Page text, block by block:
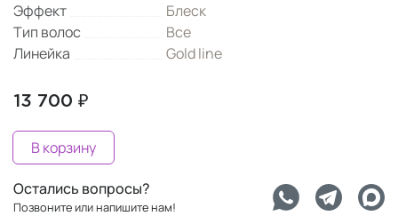
Эффект
Блеск
Тип волос
Все
Линейка
Gold line
13 700 ₽
В корзину
Остались вопросы?
Позвоните или напишите нам!